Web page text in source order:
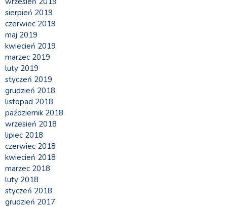
sierpień 2019
czerwiec 2019
maj 2019
kwiecień 2019
marzec 2019
luty 2019
styczeń 2019
grudzień 2018
listopad 2018
październik 2018
wrzesień 2018
lipiec 2018
czerwiec 2018
kwiecień 2018
marzec 2018
luty 2018
styczeń 2018
grudzień 2017